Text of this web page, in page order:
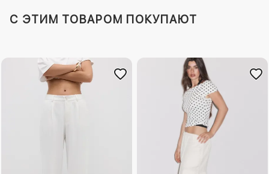
C ЭТИМ ТОВАРОМ ПОКУПАЮТ